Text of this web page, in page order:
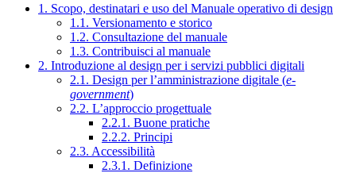
1. Scopo, destinatari e uso del Manuale operativo di design
1.1. Versionamento e storico
1.2. Consultazione del manuale
1.3. Contribuisci al manuale
2. Introduzione al design per i servizi pubblici digitali
2.1. Design per l’amministrazione digitale (e-
government)
2.2. L’approccio progettuale
2.2.1. Buone pratiche
2.2.2. Principi
2.3. Accessibilità
2.3.1. Definizione